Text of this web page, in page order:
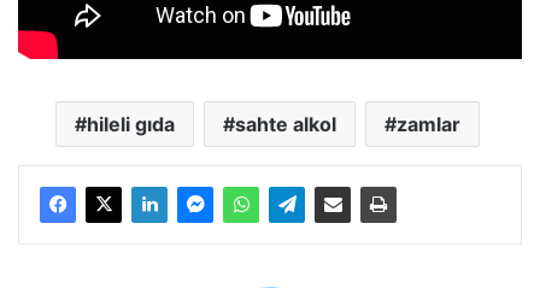
hileli gıda sahte alkol zamlar